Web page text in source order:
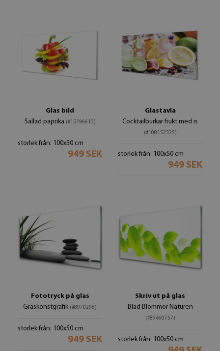
Glas bild
Sallad paprika (#15196613)
storlek från: 100x50 cm
949 SEK
Glastavla
Cocktailburkar frukt med is
(#108152325)
storlek från: 100x50 cm
949 SEK
Fototryck på glas
Gräskonstgrafik (#8970298)
storlek från: 100x50 cm
949 SEK
Skriv ut på glas
Blad Blommor Naturen
(#89460757)
storlek från: 100x50 cm